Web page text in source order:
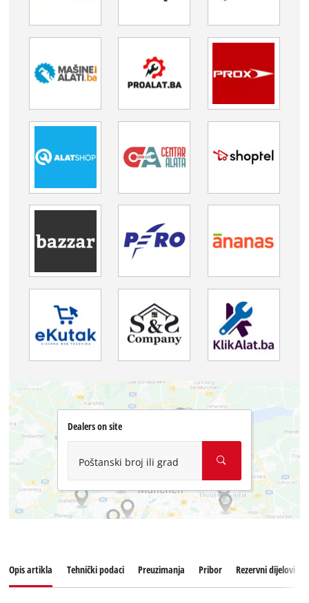
Dealers on site
Poštanski broj ili grad
Opis artikla Tehnički podaci Preuzimanja Pribor Rezervni dijelovi